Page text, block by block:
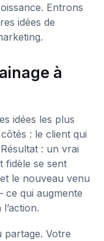
Entrons
idées de
à
idées les plus
: le client qui
: un vrai
fidèle se sent
le nouveau venu
ce qui augmente
partage. Votre